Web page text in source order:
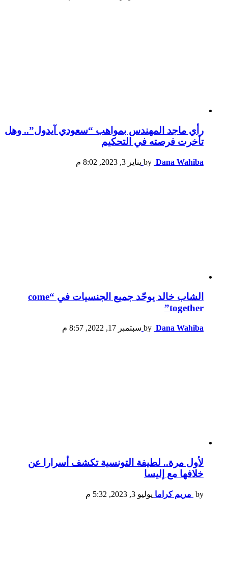
رأي ماجد المهندس بمواهب “سعودي آيدول”.. وهل
تأخرت فرصته في التحكيم
by Dana Wahiba يناير 3, 2023, 8:02 م
الشاب خالد يوحّد جميع الجنسيات في “come
together”
by Dana Wahiba سبتمبر 17, 2022, 8:57 م
لأول مرة.. لطيفة التونسية تكشف أسرارا عن
خلافها مع إليسا
by مريم كراما يوليو 3, 2023, 5:32 م